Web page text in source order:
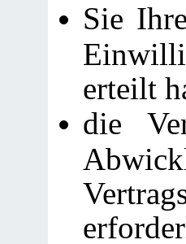
Sie
erteilt
die